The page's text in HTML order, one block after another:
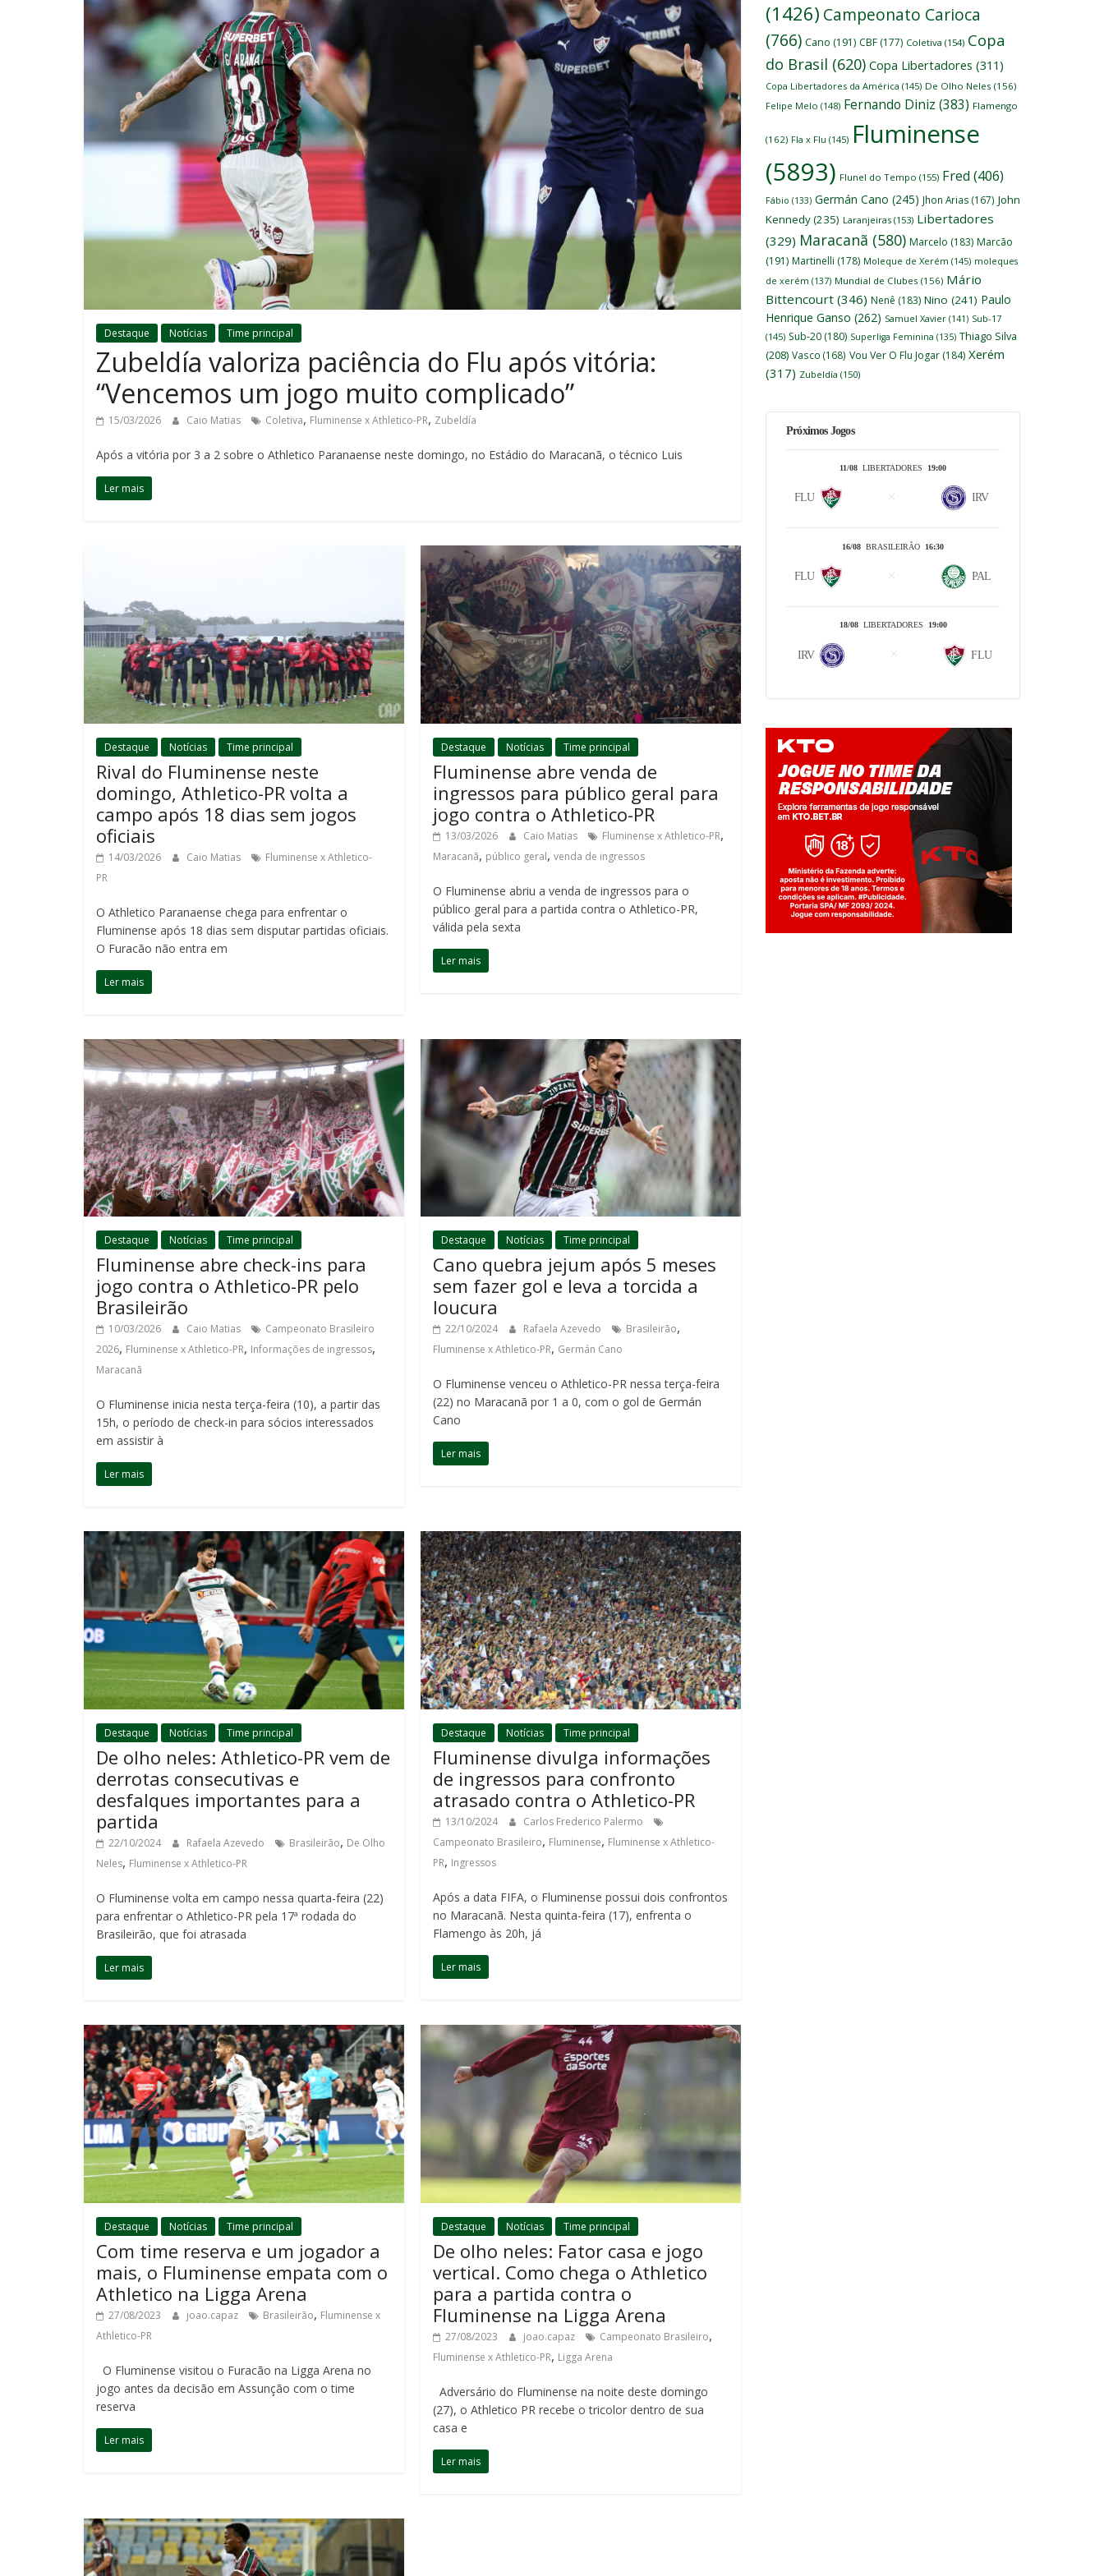
Destaque Notícias Time principal
Zubeldía valoriza paciência do Flu após vitória:
“Vencemos um jogo muito complicado”
15/03/2026 Caio Matias Coletiva, Fluminense x Athletico-PR, Zubeldía
Após a vitória por 3 a 2 sobre o Athletico Paranaense neste domingo, no Estádio do Maracanã, o técnico Luis
Ler mais
Destaque Notícias Time principal
Rival do Fluminense neste
domingo, Athletico-PR volta a
campo após 18 dias sem jogos
oficiais
14/03/2026 Caio Matias
Fluminense x Athletico-
PR
O Athletico Paranaense chega para enfrentar o
Fluminense após 18 dias sem disputar partidas oficiais.
O Furacão não entra em
Ler mais
Destaque Notícias Time principal
Fluminense abre venda de
ingressos para público geral para
jogo contra o Athletico-PR
13/03/2026 Caio Matias Fluminense x Athletico-PR,
Maracanã, público geral,venda de ingressos
O Fluminense abriu a venda de ingressos para o
público geral para a partida contra o Athletico-PR,
válida pela sexta
Ler mais
Destaque Notícias Time principal
Fluminense abre check-ins para
jogo contra o Athletico-PR pelo
Brasileirão
10/03/2026 Caio Matias
Campeonato Brasileiro
2026, Fluminense x Athletico-PR, Informações de ingressos,
Maracanã
O Fluminense inicia nesta terça-feira (10), a partir das
15h, o período de check-in para sócios interessados
em assistir à
Ler mais
Destaque Notícias Time principal
Cano quebra jejum após 5 meses
sem fazer gol e leva a torcida a
loucura
22/10/2024 Rafaela Azevedo Brasileirão,
Fluminense x Athletico-PR, Germán Cano
O Fluminense venceu o Athletico-PR nessa terça-feira
(22) no Maracanã por 1 a 0, com o gol de Germán
Cano
Ler mais
Destaque Notícias Time principal
De olho neles: Athletico-PR vem de
derrotas consecutivas e
desfalques importantes para a
partida
22/10/2024 Rafaela Azevedo Brasileirão, De Olho
Neles, Fluminense x Athletico-PR
O Fluminense volta em campo nessa quarta-feira (22)
para enfrentar o Athletico-PR pela 17ª rodada do
Brasileirão, que foi atrasada
Ler mais
Destaque Notícias Time principal
Fluminense divulga informações
de ingressos para confronto
atrasado contra o Athletico-PR
13/10/2024
Carlos Frederico Palermo
Campeonato Brasileiro, Fluminense, Fluminense x Athletico-
PR, Ingressos
Após a data FIFA, o Fluminense possui dois confrontos
no Maracanã. Nesta quinta-feira (17), enfrenta o
Flamengo às 20h, já
Ler mais
Destaque Notícias Time principal
Com time reserva e um jogador a
mais, o Fluminense empata com o
Athletico na Ligga Arena
27/08/2023 joao.capaz Brasileirão, Fluminense x
Athletico-PR
O Fluminense visitou o Furacão na Ligga Arena no
jogo antes da decisão em Assunção com o time
reserva
Ler mais
Destaque Notícias Time principal
De olho neles: Fator casa e jogo
vertical. Como chega o Athletico
para a partida contra o
Fluminense na Ligga Arena
27/08/2023 joao.capaz Campeonato Brasileiro,
Fluminense x Athletico-PR, Ligga Arena
Adversário do Fluminense na noite deste domingo
(27), o Athletico PR recebe o tricolor dentro de sua
casa e
Ler mais
(1426) Campeonato Carioca
(766) Cano (191) CBF (177) Coletiva (154) Copa
do Brasil (620) Copa Libertadores (311)
Copa Libertadores da América (145) De Olho Neles (156)
Felipe Melo (148) Fernando Diniz (383) Flamengo
(162) Fla x Flu (145) Fluminense
(5893) Flunel do Tempo (155) Fred (406)
Fábio (133) Germán Cano (245) Jhon Arias (167) John
Kennedy(235) Laranjeiras (153) Libertadores
(329) Maracanã (580) Marcelo (183) Marcão
(191) Martinelli (178) Moleque de Xerém (145) moleques
de xerém (137) Mundial de Clubes (156) Mário
Bittencourt (346) Nenê (183) Nino (241) Paulo
Henrique Ganso (262) Samuel Xavier (141) Sub-17
(145) Sub-20 (180) Superliga Feminina (135) Thiago Silva
(208) Vasco (168) Vou Ver O Flu Jogar (184) Xerém
(317) Zubeldía (150)
Próximos Jogos
11/08 LIBERTADORES 19:00
FLU IRV
16/08 BRASILEIRÃO 16:30
FLU PAL
18/08LIBERTADORES 19:00
IRV FLU
Jogue com responsabilidade. 18+